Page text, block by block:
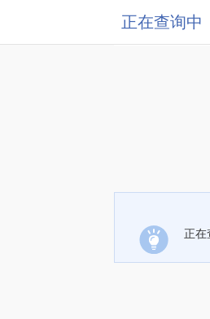
正在查询中
正在